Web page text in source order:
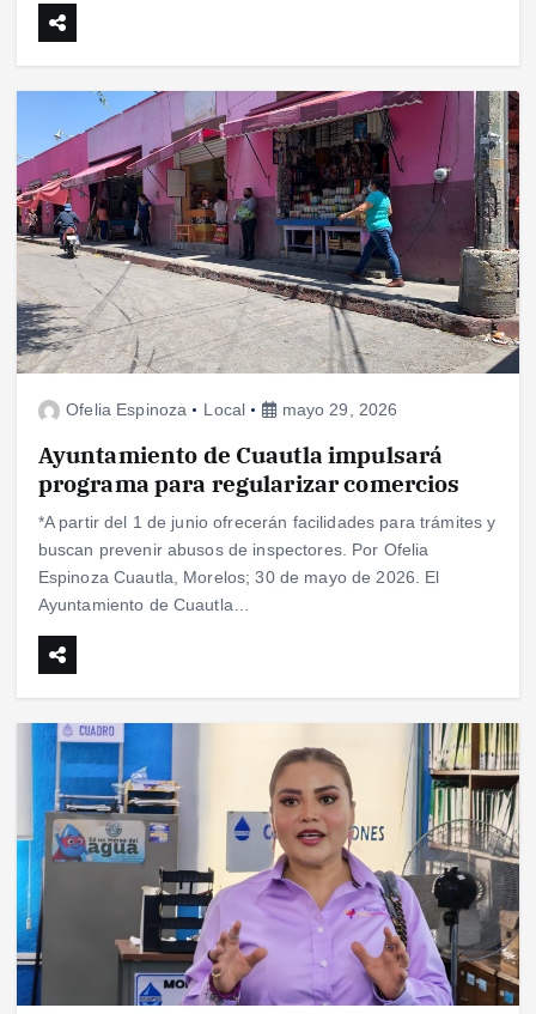
Ofelia Espinoza Local mayo 29, 2026
Ayuntamiento de Cuautla impulsará
programa para regularizar comercios
*A partir del 1 de junio ofrecerán facilidades para trámites y
buscan prevenir abusos de inspectores. Por Ofelia
Espinoza Cuautla, Morelos; 30 de mayo de 2026. El
Ayuntamiento de Cuautla…